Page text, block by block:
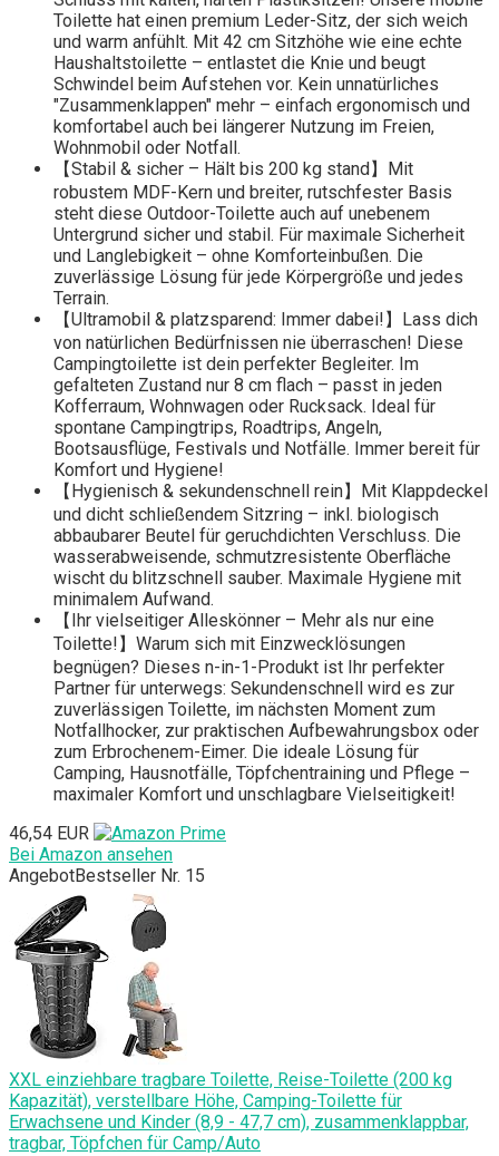
Toilette hat einen premium Leder-Sitz, der sich weich
und warm anfühlt. Mit 42 cm Sitzhöhe wie eine echte
Haushaltstoilette – entlastet die Knie und beugt
Schwindel beim Aufstehen vor. Kein unnatürliches
"Zusammenklappen" mehr – einfach ergonomisch und
komfortabel auch bei längerer Nutzung im Freien,
Wohnmobil oder Notfall.
【Stabil & sicher – Hält bis 200 kg stand】Mit
robustem MDF-Kern und breiter, rutschfester Basis
steht diese Outdoor-Toilette auch auf unebenem
Untergrund sicher und stabil. Für maximale Sicherheit
und Langlebigkeit – ohne Komforteinbußen. Die
zuverlässige Lösung für jede Körpergröße und jedes
Terrain.
【Ultramobil & platzsparend: Immer dabei!】Lass dich
von natürlichen Bedürfnissen nie überraschen! Diese
Campingtoilette ist dein perfekter Begleiter. Im
gefalteten Zustand nur 8 cm flach – passt in jeden
Kofferraum, Wohnwagen oder Rucksack. Ideal für
spontane Campingtrips, Roadtrips, Angeln,
Bootsausflüge, Festivals und Notfälle. Immer bereit für
Komfort und Hygiene!
【Hygienisch & sekundenschnell rein】Mit Klappdeckel
und dicht schließendem Sitzring – inkl. biologisch
abbaubarer Beutel für geruchdichten Verschluss. Die
wasserabweisende, schmutzresistente Oberfläche
wischt du blitzschnell sauber. Maximale Hygiene mit
minimalem Aufwand.
【Ihr vielseitiger Alleskönner – Mehr als nur eine
Toilette!】Warum sich mit Einzwecklösungen
begnügen? Dieses n-in-1-Produkt ist Ihr perfekter
Partner für unterwegs: Sekundenschnell wird es zur
zuverlässigen Toilette, im nächsten Moment zum
Notfallhocker, zur praktischen Aufbewahrungsbox oder
zum Erbrochenem-Eimer. Die ideale Lösung für
Camping, Hausnotfälle, Töpfchentraining und Pflege –
maximaler Komfort und unschlagbare Vielseitigkeit!
46,54 EUR
Bei Amazon ansehen
AngebotBestseller Nr. 15
XXL einziehbare tragbare Toilette, Reise-Toilette (200 kg
Kapazität), verstellbare Höhe, Camping-Toilette für
Erwachsene und Kinder (8,9 - 47,7 cm), zusammenklappbar,
tragbar, Töpfchen für Camp/Auto